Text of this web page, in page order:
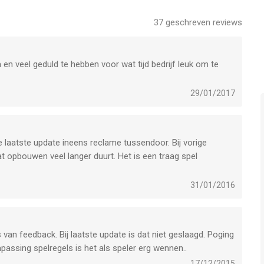
en laat heel Gallië sidderen van angst. Geen gevecht is te
tijden van de Kelten. Je hebt de steun nodig van je stam,
mee in lang vervlogen tijden in Celtic Tribes - het
is een app voor iPhone, iPad en iPod touch met iOS versie
37 geschreven reviews
veel geduld te hebben voor wat tijd bedrijf leuk om te
29/01/2017
update ineens reclame tussendoor. Bij vorige
veel langer duurt. Het is een traag spel
minder zilver, hebt meer nodig en opbouw van
door het lange wachten en hebt eigenlijk continue
31/01/2016
feedback. Bij laatste update is dat niet geslaagd. Poging
spelregels is het als speler erg wennen..